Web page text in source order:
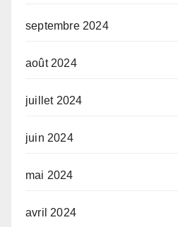
septembre 2024
août 2024
juillet 2024
juin 2024
mai 2024
avril 2024